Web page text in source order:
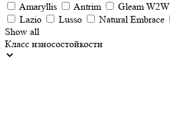
Amaryllis
Antrim
Gleam W2W
Lazio
Lusso Natural Embrace
Show all
Класс износостойкости